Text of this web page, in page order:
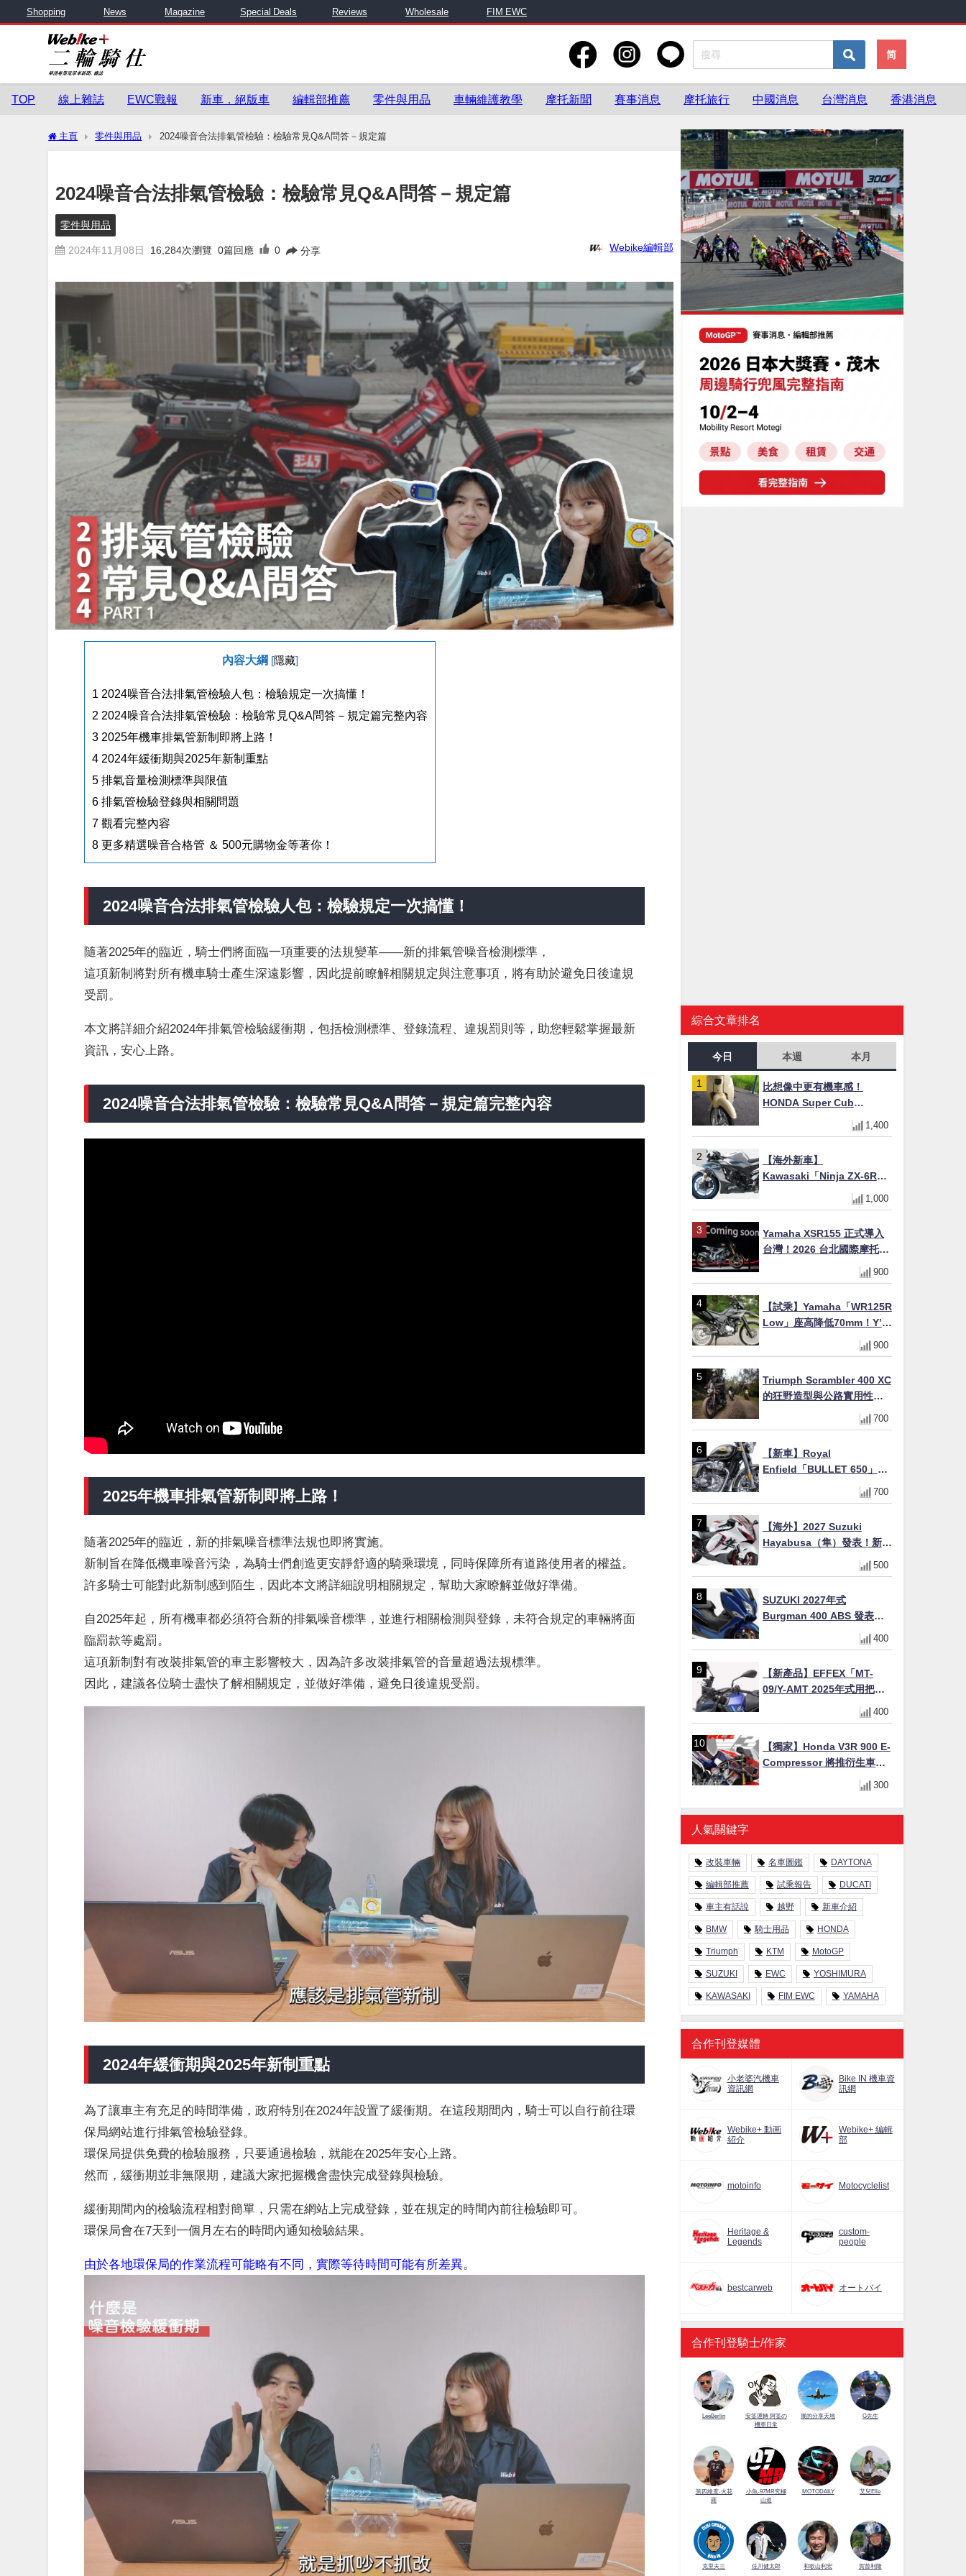
Shopping News Magazine Special Deals Reviews Wholesale FIM EWC
简
TOP 線上雜誌 EWC戰報 新車．絕版車 編輯部推薦 零件與用品 車輛維護教學 摩托新聞 賽事消息 摩托旅行 中國消息 台灣消息 香港消息
主頁 零件與用品 2024噪音合法排氣管檢驗：檢驗常見Q&A問答－規定篇
2024噪音合法排氣管檢驗：檢驗常見Q&A問答－規定篇
零件與用品
2024年11月08日 16,284次瀏覽 0篇回應 0 分享 Webike編輯部
內容大綱 隱藏]
1
2024噪音合法排氣管檢驗人包：檢驗規定一次搞懂！
2 2024噪音合法排氣管檢驗：檢驗常見Q&A問答－規定篇完整內容
3 2025年機車排氣管新制即將上路！
4 2024年緩衝期與2025年新制重點
5 排氣音量檢測標準與限值
6 排氣管檢驗登錄與相關問題
7 觀看完整內容
8 更多精選噪音合格管 ＆ 500元購物金等著你！
2024噪音合法排氣管檢驗人包：檢驗規定一次搞懂！
隨著2025年的臨近，騎士們將面臨一項重要的法規變革——新的排氣管噪音檢測標準，
這項新制將對所有機車騎士產生深遠影響，因此提前瞭解相關規定與注意事項，將有助於避免日後違規
受罰。
本文將詳細介紹2024年排氣管檢驗緩衝期，包括檢測標準、登錄流程、違規罰則等，助您輕鬆掌握最新
資訊，安心上路。
2024噪音合法排氣管檢驗：檢驗常見Q&A問答－規定篇完整內容
2025年機車排氣管新制即將上路！
隨著2025年的臨近，新的排氣噪音標準法規也即將實施。
新制旨在降低機車噪音污染，為騎士們創造更安靜舒適的騎乘環境，同時保障所有道路使用者的權益。
許多騎士可能對此新制感到陌生，因此本文將詳細說明相關規定，幫助大家瞭解並做好準備。
自2025年起，所有機車都必須符合新的排氣噪音標準，並進行相關檢測與登錄，未符合規定的車輛將面
臨罰款等處罰。
這項新制對有改裝排氣管的車主影響較大，因為許多改裝排氣管的音量超過法規標準。
因此，建議各位騎士盡快了解相關規定，並做好準備，避免日後違規受罰。
2024年緩衝期與2025年新制重點
為了讓車主有充足的時間準備，政府特別在2024年設置了緩衝期。在這段期間內，騎士可以自行前往環
保局網站進行排氣管檢驗登錄。
環保局提供免費的檢驗服務，只要通過檢驗，就能在2025年安心上路。
然而，緩衝期並非無限期，建議大家把握機會盡快完成登錄與檢驗。
緩衝期間內的檢驗流程相對簡單，只需在網站上完成登錄，並在規定的時間內前往檢驗即可。
環保局會在7天到一個月左右的時間內通知檢驗結果。
由於各地環保局的作業流程可能略有不同，實際等待時間可能有所差異
綜合文章排名
今日 本週 本月
比想像中更有機車感！
HONDA Super Cub
110【Webike愛車精選】
1,400
【海外新車】
Kawasaki「Ninja ZX-6R」
2027年式北美發表！636cc
四缸×銀河銀/暮光藍新色
美元起
1,000
Yamaha XSR155 正式導入
台灣！2026 台北國際摩托車
展亮相，70 週年紀念版
YZF-R 系列限量追加販售
900
【試乘】Yamaha「WR125R
Low」座高降低70mm！Y’s
Gear低座高座墊×低座高連桿
×腳踏著地感大幅改善，越野
900
Triumph Scrambler 400 XC
的狂野造型與公路實用性的
700
【新車】Royal
Enfield「BULLET 650」8
月27日日本發售（98萬日圓
～）！648cc空冷並列雙缸×
色
700
【海外】2027 Suzuki
Hayabusa（隼）發表！新增
Special Edition 特仕版，全
新珍珠白塗裝與專屬配備登
500
SUZUKI 2027年式
Burgman 400 ABS 發表！
8/18日本上市、支援E10汽油
售價98萬100日圓
400
【新產品】EFFEX「MT-
09/Y-AMT 2025年式用把手
Easy Fit Bar Plus」！高
7mm後移16mm直上×三色×
400
【獨家】Honda V3R 900 E-
Compressor 將推衍生車
系？自然進氣 V3 同步測試
300
人氣關鍵字
改裝車輛 名車圖鑑 DAYTONA
編輯部推薦 試乘報告 DUCATI
車主有話說 越野 新車介紹
BMW 騎士用品 HONDA
Triumph KTM MotoGP
SUZUKI EWC YOSHIMURA
KAWASAKI FIM EWC YAMAHA
合作刊登媒體
小老婆汽機車
資訊網
Bike IN 機車資
訊網
Webike+ 動画
紹介
Webike+ 編輯
部
motoinfo Motocyclelist
Heritage &
Legends
custom-
people
bestcarweb オートバイ
合作刊登騎士/作家
LeeBerlin
安筌運轉 阿筌の
機車日常
展的分享天地 G先生
第四維度-火花
羅
小魚-97MR究極
山道
MOTODAILY 艾兒Elle
克里夫三 佐川健太郎 和歌山利宏 賀曾利隆